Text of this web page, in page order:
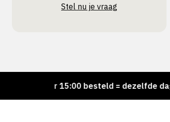
Stel nu je vraag
Voor 15:00 besteld = dezelfde dag